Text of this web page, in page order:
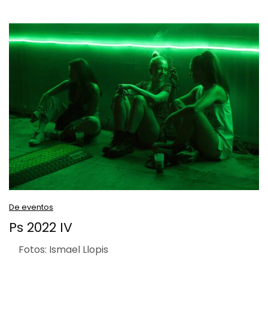
De eventos
Ps 2022 IV
Fotos: Ismael Llopis